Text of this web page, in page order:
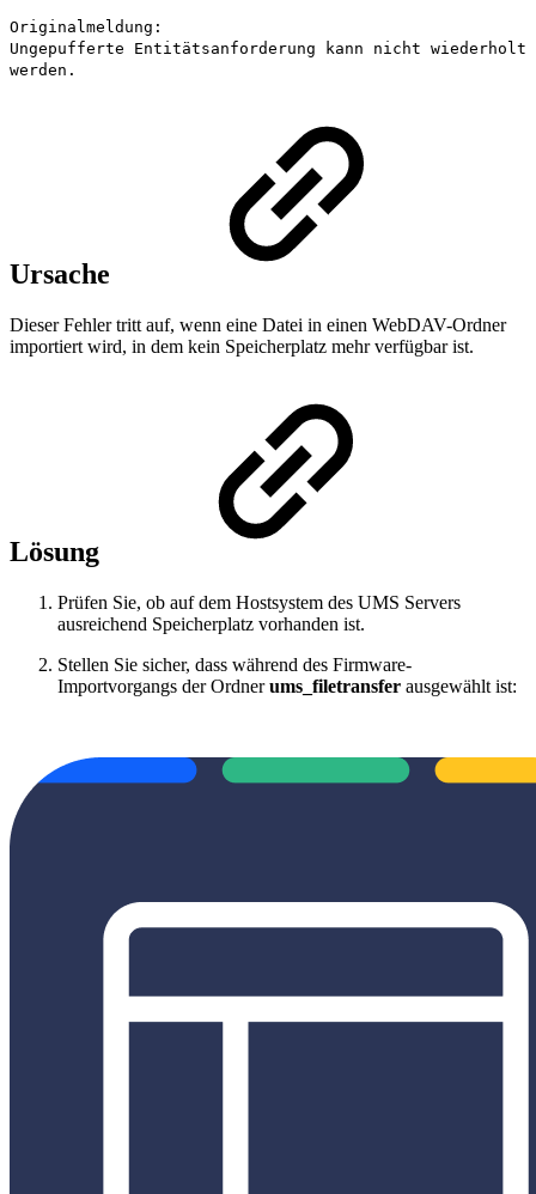
Originalmeldung:
Ungepufferte Entitätsanforderung kann nicht wiederholt
werden.
Ursache
Dieser Fehler tritt auf, wenn eine Datei in einen WebDAV-Ordner
importiert wird, in dem kein Speicherplatz mehr verfügbar ist.
Lösung
Prüfen Sie, ob auf dem Hostsystem des UMS Servers
ausreichend Speicherplatz vorhanden ist.
Stellen Sie sicher, dass während des Firmware-
Importvorgangs der Ordnerums_filetransfer ausgewählt ist: